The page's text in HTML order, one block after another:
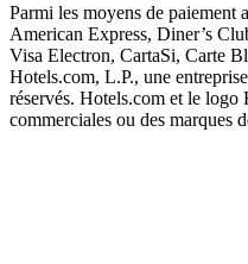
Parmi les moyens de paiement
American Express, Diner’s
Visa Electron, CartaSi, Carte
Hotels.com, L.P., une
réservés. Hotels.com et le logo
commerciales ou des marques